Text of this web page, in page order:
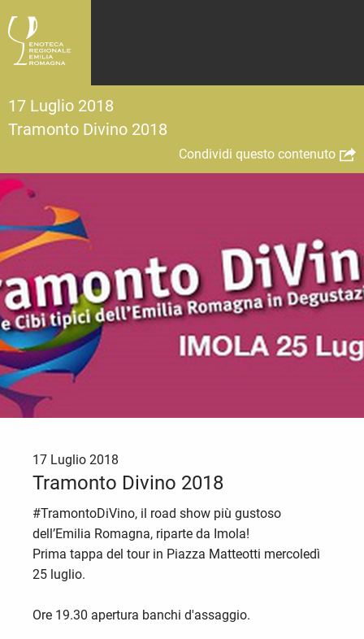
17 Luglio 2018
Tramonto Divino 2018
Condividi questo contenuto
17 Luglio 2018
Tramonto Divino 2018
#TramontoDiVino, il road show più gustoso
dell’Emilia Romagna, riparte da Imola!
Prima tappa del tour in Piazza Matteotti mercoledì
25 luglio.
Ore 19.30 apertura banchi d'assaggio.